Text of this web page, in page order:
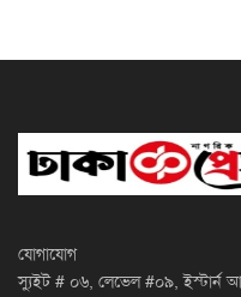
যোগাযোগ
স্যুইট # ০৬, লেভেল #০৯,